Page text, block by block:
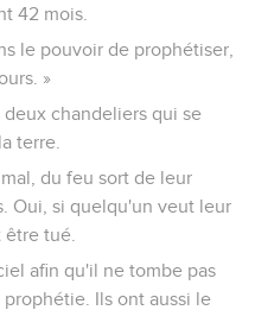
42 mois.
le pouvoir de prophétiser,
»
chandeliers qui se
terre.
du feu sort de leur
Oui, si quelqu'un veut leur
être tué.
afin qu'il ne tombe pas
Ils ont aussi le